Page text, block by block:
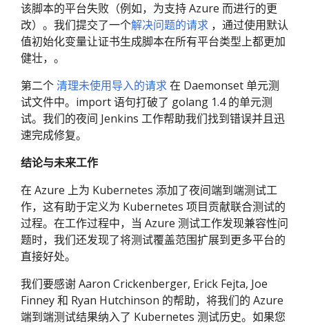
该脚本的平台失败（例如，为支持 Azure 而进行的更
改）。我们提交了一个解决问题的请求 ，通过使用默认
值初始化变量让证书生成脚本在所有平台类型上都更加
健壮，。
第二个清理未使用导入的请求在 Daemonset 单元测
试文件中。import 语句打破了 golang 1.4 的单元测
试。我们的夜间 Jenkins 工作帮助我们找到错误并且迅
速完成修复。
结论与未来工作
在 Azure 上为 Kubernetes 添加了夜间端到端测试工
作，这有助于定义为 Kubernetes 项目贡献联合测试的
过程。在工作过程中，当 Azure 测试工作发现兼容性问
题时，我们还发现了将测试覆盖范围扩展到更多平台的
直接好处。
我们要感谢 Aaron Crickenberger, Erick Fejta, Joe
Finney 和 Ryan Hutchinson 的帮助，将我们的 Azure
端到端测试结果纳入了 Kubernetes 测试历史。如果您